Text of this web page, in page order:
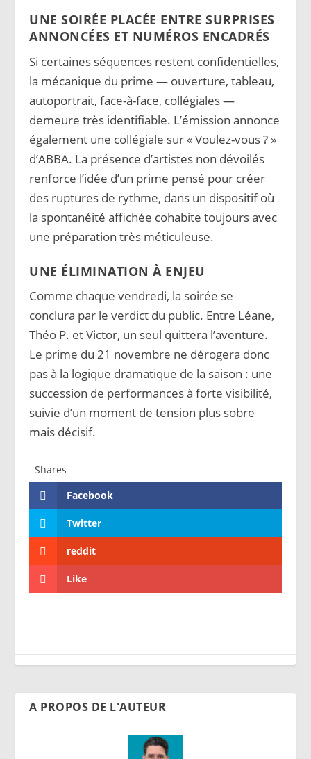
UNE SOIRÉE PLACÉE ENTRE SURPRISES
ANNONCÉES ET NUMÉROS ENCADRÉS
Si certaines séquences restent confidentielles,
la mécanique du prime — ouverture, tableau,
autoportrait, face-à-face, collégiales —
demeure très identifiable. L’émission annonce
également une collégiale sur « Voulez-vous ? »
d’ABBA. La présence d’artistes non dévoilés
renforce l’idée d’un prime pensé pour créer
des ruptures de rythme, dans un dispositif où
la spontanéité affichée cohabite toujours avec
une préparation très méticuleuse.
UNE ÉLIMINATION À ENJEU
Comme chaque vendredi, la soirée se
conclura par le verdict du public. Entre Léane,
Théo P. et Victor, un seul quittera l’aventure.
Le prime du 21 novembre ne dérogera donc
pas à la logique dramatique de la saison : une
succession de performances à forte visibilité,
suivie d’un moment de tension plus sobre
mais décisif.
Shares
Facebook
Twitter
reddit
Like
A PROPOS DE L'AUTEUR